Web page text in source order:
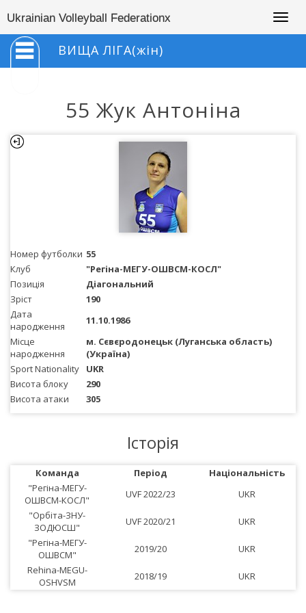
Ukrainian Volleyball Federationx
ВИЩА ЛІГА(жін)
55 Жук Антоніна
Номер футболки 55
Клуб
"Регіна-МЕГУ-ОШВСМ-КОСЛ"
Позиція
Діагональний
Зріст
190
Дата
народження
11.10.1986
Місце
народження
м. Сєвєродонецьк (Луганська область)
(Україна)
Sport Nationality
UKR
Висота блоку
290
Висота атаки
305
Історія
Команда Період
Національність
"Регіна-МЕГУ-
ОШВСМ-КОСЛ"
UVF 2022/23
UKR
"Орбіта-ЗНУ-
ЗОДЮСШ"
UVF 2020/21
UKR
"Регіна-МЕГУ-
ОШВСМ"
2019/20
UKR
Rehina-MEGU-
OSHVSM
2018/19 UKR